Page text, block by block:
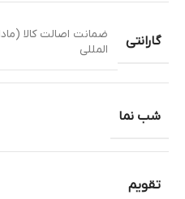
گارانتی
ضمانت اصالت کالا
المللی
شب نما
تقویم